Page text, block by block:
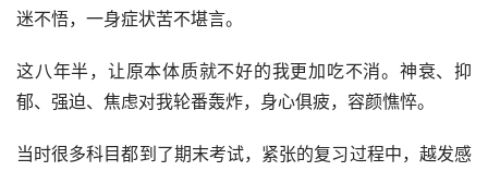
迷不悟，一身症状苦不堪言。
这八年半，让原本体质就不好的我更加吃不消。神衰、抑
郁、强迫、焦虑对我轮番轰炸，身心俱疲，容颜憔悴。
当时很多科目都到了期末考试，紧张的复习过程中，越发感